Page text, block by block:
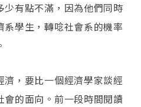
有點不滿，因為他們同時
學生，轉唸社會系的機率
，要比一個經濟學家談經
的面向。前一段時間閱讀